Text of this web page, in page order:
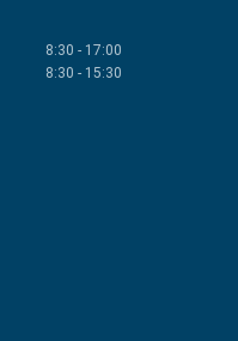
8:30 - 17:00
8:30 - 15:30